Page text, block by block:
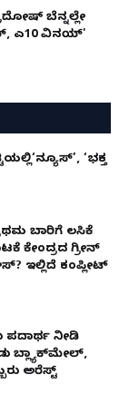
ಬೆನ್ನಲ್ಲೇ
ಎ10 ವಿನಯ್'
‘ಭಕ್ತ
ಬಾರಿಗೆ ಲಸಿಕೆ
ಕೇಂದ್ರದ ಗ್ರೀನ್
ಇಲ್ಲಿದೆ ಕಂಪ್ಲೀಟ್
ಪದಾರ್ಥ ನೀಡಿ
ಬ್ಲ್ಯಾಕ್‌ಮೇಲ್,
ಅರೆಸ್ಟ್